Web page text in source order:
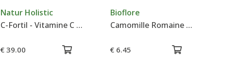
Natur Holistic
C-Fortil - Vitamine C Liposomale - Natur Holistic
€ 39.00
Bioflore
Camomille Romaine - Hydrolat - Bioflore
€ 6.45